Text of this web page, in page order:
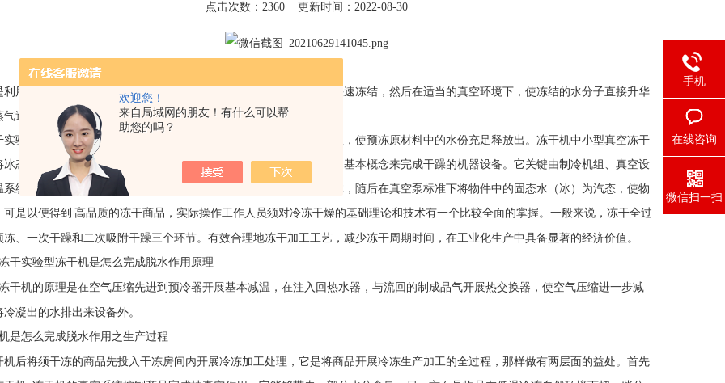
欢迎您！
来自局域网的朋友！有什么可以帮
助您的吗？
点击次数：2360 更新时间：2022-08-30
利用升华的原理进行干燥的一种技术。是将被干燥的物质在低温下快速冻结，然后在适当的真空环境下，使冻结的水分子直接升华
气逸出的过程冷冻干燥得到的产物称作冻干物，该过程称作冻干。
实验型冻干机的脱水过程 基本概念是利用高真空泵情况下的基本原理，使预冻原材料中的水份充足释放出。 冻干机中小型真空冻干
冰态为水蒸汽去除，进而做到干躁的目地。冻干机是利用冷冻干燥的基本概念来完成干躁的机器设备。它关键由制冷机组、真空设
系统软件和自动控制系统构成。其原理是将干躁后的物件冷藏成固体，随后在真空泵标准下将物件中的固态水（冰）为汽态，使物
可是以便得到 高品质的冻干商品，实际操作工作人员须对冷冻干燥的基础理论和技术有一个比较全面的掌握。一般来说，冻干全过
冻、一次干躁和二次吸附干躁三个环节。有效合理地冻干加工工艺，减少冻干周期时间，在工业化生产中具备显著的经济价值。
干实验型冻干机是怎么完成脱水作用原理
干机的原理是在空气压缩先进到预冷器开展基本减温，在注入回热水器，与流回的制成品气开展热交换器，使空气压缩进一步减
凝出的水排出来设备外。
是怎么完成脱水作用之生产过程
机后将须干冻的商品先投入干冻房间内开展冷冻加工处理，它是将商品开展冷冻生产加工的全过程，那样做有两层面的益处。首先
手机
在线咨询
微信扫一扫